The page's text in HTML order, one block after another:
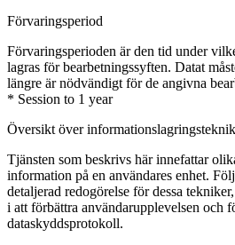
Förvaringsperiod
Förvaringsperioden är den tid under
lagras för bearbetningssyften. Datat
längre är nödvändigt för de angivna
* Session to 1 year
Översikt över
Tjänsten som beskrivs här innefattar
information på en användares enhet.
detaljerad redogörelse för dessa
i att förbättra användarupplevelsen och
dataskyddsprotokoll.